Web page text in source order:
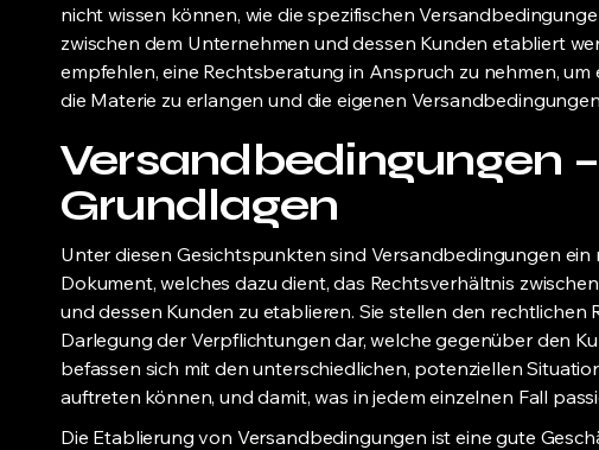
nicht wissen können, wie die spezifischen
zwischen dem Unternehmen und dessen Kunden etabliert
empfehlen, eine Rechtsberatung in Anspruch zu nehmen, um
die Materie zu erlangen und die eigenen
Versandbedingungen
Grundlagen
Unter diesen Gesichtspunkten sind Versandbedingungen
Dokument, welches dazu dient, das Rechtsverhältnis
und dessen Kunden zu etablieren. Sie stellen den rechtlichen
Darlegung der Verpflichtungen dar, welche gegenüber den
befassen sich mit den unterschiedlichen, potenziellen
auftreten können, und damit, was in jedem einzelnen Fall
Die Etablierung von Versandbedingungen ist eine gute